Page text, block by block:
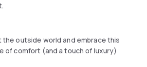
the outside world and embrace this
of comfort (and a touch of luxury)